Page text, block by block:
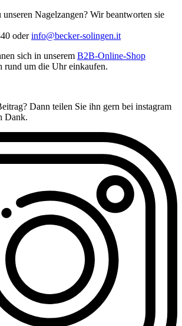
Nagelzangen? Wir beantworten sie
oderinfo@becker-solingen.it
sich in unserem B2B-Online-Shop
rund um die Uhr einkaufen.
Dann teilen Sie ihn gern bei instagram
Dank.